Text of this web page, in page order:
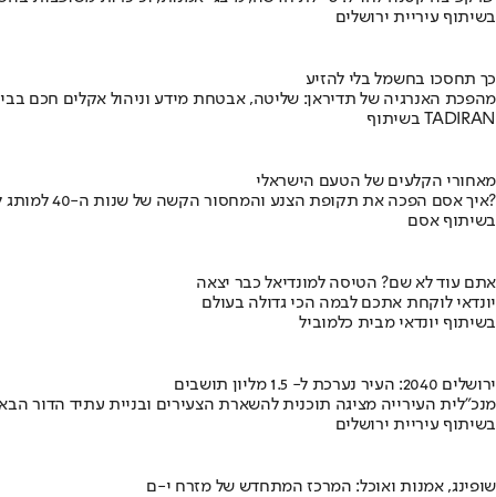
בשיתוף עיריית ירושלים
כך תחסכו בחשמל בלי להזיע
מהפכת האנרגיה של תדיראן: שליטה, אבטחת מידע וניהול אקלים חכם
בשיתוף TADIRAN
מאחורי הקלעים של הטעם הישראלי
איך אסם הפכה את תקופת הצנע והמחסור הקשה של שנות ה-40 למותג לאומי?
בשיתוף אסם
אתם עוד לא שם? הטיסה למונדיאל כבר יצאה
יונדאי לוקחת אתכם לבמה הכי גדולה בעולם
בשיתוף יונדאי מבית כלמוביל
ירושלים 2040: העיר נערכת ל- 1.5 מליון תושבים
מנכ"לית העירייה מציגה תוכנית להשארת הצעירים ובניית עתיד הדור
בשיתוף עיריית ירושלים
שופינג, אמנות ואוכל: המרכז המתחדש של מזרח י-ם